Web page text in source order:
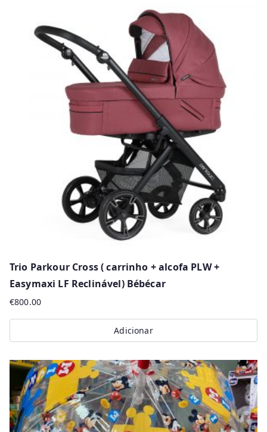
multiple
Trio Parkour Cross ( carrinho + alcofa PLW +
Easymaxi LF Reclinável) Bébécar
€800.00
Adicionar